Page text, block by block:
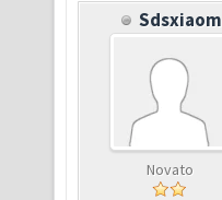
Sdsxiaom
Novato